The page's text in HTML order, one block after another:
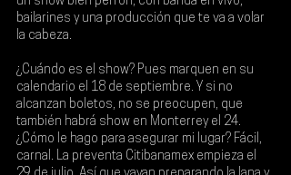
bailarines y una producción que te va a volar
la cabeza.
¿Cuándo es el show? Pues marquen en su
calendario el 18 de septiembre. Y si no
alcanzan boletos, no se preocupen, que
también habrá show en Monterrey el 24.
¿Cómo le hago para asegurar mi lugar? Fácil,
carnal. La preventa Citibanamex empieza el